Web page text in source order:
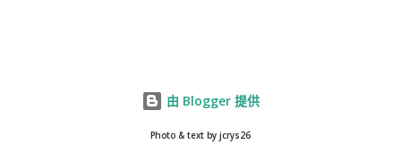
由 Blogger 提供
Photo & text by jcrys26